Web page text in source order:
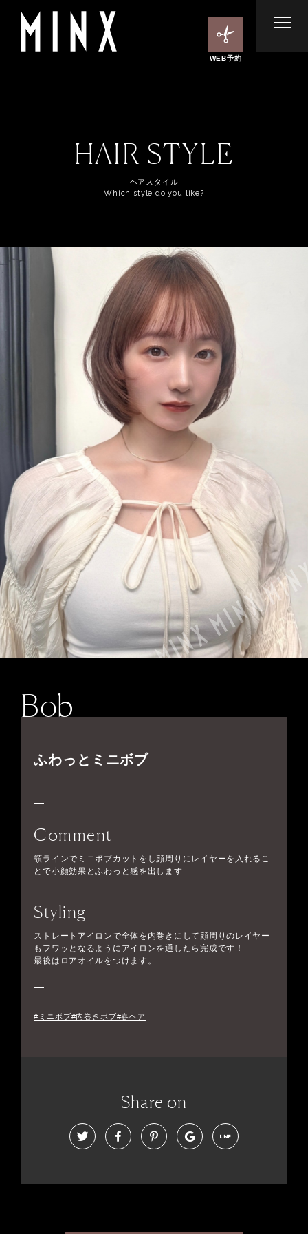
WEB予約
HAIR STYLE
ヘアスタイル
Which style do you like?
Bob
ふわっとミニボブ
Comment
顎ラインでミニボブカットをし顔周りにレイヤーを入れるこ
とで小顔効果とふわっと感を出します
Styling
ストレートアイロンで全体を内巻きにして顔周りのレイヤー
もフワッとなるようにアイロンを通したら完成です！
最後はロアオイルをつけます。
#ミニボブ#内巻きボブ#春ヘア
Share on